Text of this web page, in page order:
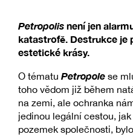
Petropolis není jen
katastrofě. Destrukce je
estetické krásy.
O tématu Petropole se
toho vědom již během
na zemi, ale ochranka
jedinou legální cestou,
pozemek společnosti,